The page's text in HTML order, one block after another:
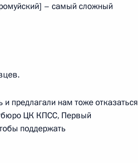
канал
О персональных
данных пользователей
– самый сложный
предлагали нам тоже отказаться
ЦК КПСС, Первый
поддержать